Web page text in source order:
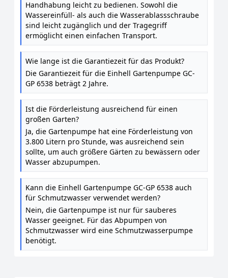
Handhabung leicht zu bedienen. Sowohl die
Wassereinfüll- als auch die Wasserablassschraube
sind leicht zugänglich und der Tragegriff
ermöglicht einen einfachen Transport.
Wie lange ist die Garantiezeit für das Produkt?
Die Garantiezeit für die Einhell Gartenpumpe GC-
GP 6538 beträgt 2 Jahre.
Ist die Förderleistung ausreichend für einen
großen Garten?
Ja, die Gartenpumpe hat eine Förderleistung von
3.800 Litern pro Stunde, was ausreichend sein
sollte, um auch größere Gärten zu bewässern oder
Wasser abzupumpen.
Kann die Einhell Gartenpumpe GC-GP 6538 auch
für Schmutzwasser verwendet werden?
Nein, die Gartenpumpe ist nur für sauberes
Wasser geeignet. Für das Abpumpen von
Schmutzwasser wird eine Schmutzwasserpumpe
benötigt.